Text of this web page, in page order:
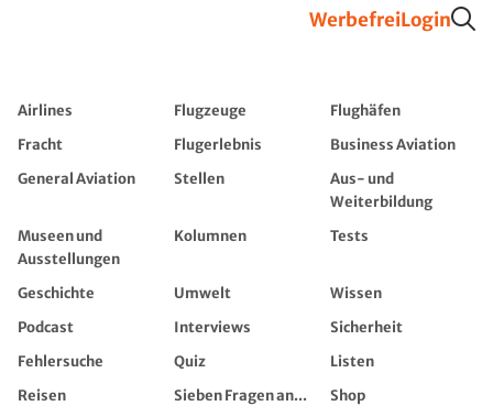
WerbefreiLogin
Airlines Flugzeuge
Flughäfen
Fracht
Flugerlebnis
Business Aviation
General Aviation
Stellen
Aus- und
Weiterbildung
Museen und
Ausstellungen
Kolumnen Tests
Geschichte Umwelt
Wissen
Podcast
Interviews
Sicherheit
Fehlersuche
Quiz
Listen
Reisen
Sieben Fragen an...
Shop